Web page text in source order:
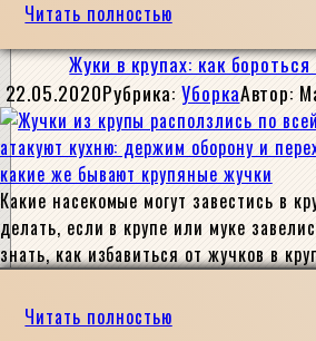
Читать полностью
Жуки в крупах: как
22.05.2020Рубрика: УборкаАвтор:
Какие насекомые могут завестись в
делать, если в крупе или муке
знать, как избавиться от жучков в
Читать полностью